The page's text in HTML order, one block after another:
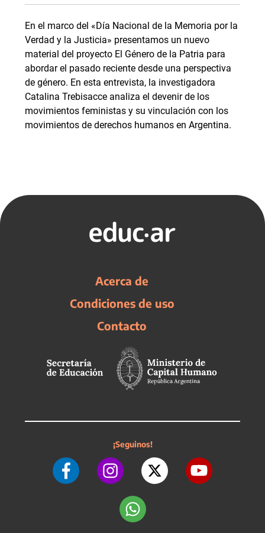
En el marco del «Día Nacional de la Memoria por la
Verdad y la Justicia» presentamos un nuevo
material del proyecto El Género de la Patria para
abordar el pasado reciente desde una perspectiva
de género. En esta entrevista, la investigadora
Catalina Trebisacce analiza el devenir de los
movimientos feministas y su vinculación con los
movimientos de derechos humanos en Argentina.
Acerca de
Condiciones de uso
Contacto
¡Seguinos!